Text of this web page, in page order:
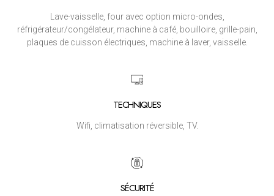
Lave-vaisselle, four avec option micro-ondes,
réfrigérateur/congélateur, machine à café, bouilloire, grille-pain,
plaques de cuisson électriques, machine à laver, vaisselle.
TECHNIQUES
Wifi, climatisation réversible, TV.
SÉCURITÉ